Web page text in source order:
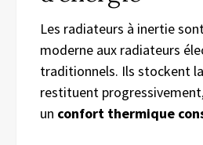
Les radiateurs à inertie
moderne aux radiateurs
traditionnels. Ils stockent
restituent
un confort thermique